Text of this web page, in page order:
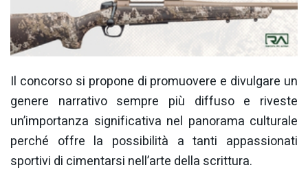
Il concorso si propone di promuovere e divulgare un
genere narrativo sempre più diffuso e riveste
un’importanza significativa nel panorama culturale
perché offre la possibilità a tanti appassionati
sportivi di cimentarsi nell’arte della scrittura.